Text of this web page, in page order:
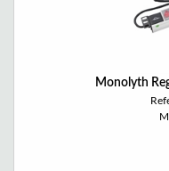
Monolyth